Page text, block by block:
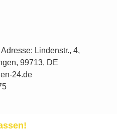
Lindenstr., 4,
99713, DE
24.de